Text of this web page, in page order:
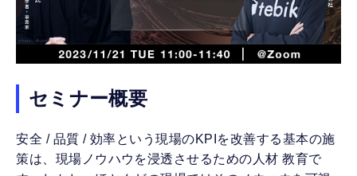
セミナー概要
安全 / 品質 / 効率という現場のKPIを改善する基本の施
策は、現場ノウハウを浸透させるための人材 教育で